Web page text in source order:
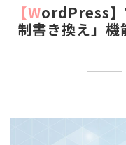
【WordPress】Yoast SEO「タイトルの強
制書き換え」